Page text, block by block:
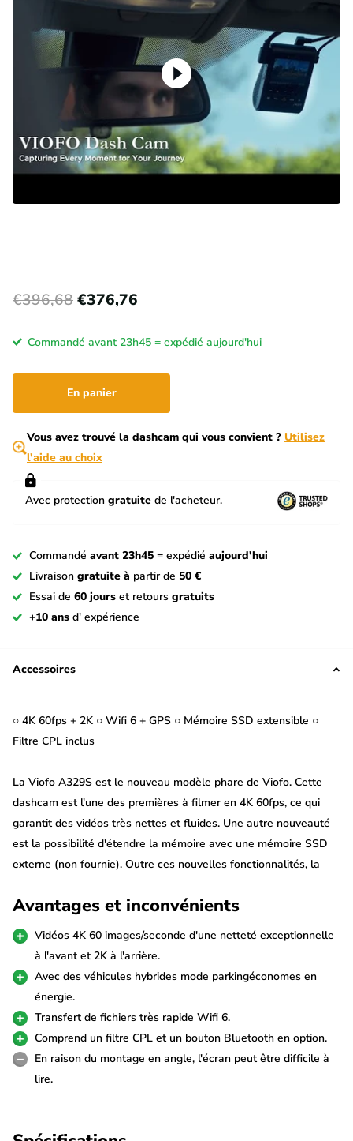
€396,68€376,76
Commandé avant 23h45 = expédié aujourd'hui
En panier
Vous avez trouvé la dashcam qui vous convient ? Utilisez
l'aide au choix
Avec protection gratuite de l'acheteur.
Commandé avant 23h45 = expédié aujourd'hui
Livraison gratuite à partir de 50 €
Essai de 60 jours et retours gratuits
+10 ans d' expérience
Accessoires
○ 4K 60fps + 2K ○ Wifi 6 + GPS ○ Mémoire SSD extensible ○
Filtre CPL inclus
La Viofo A329S est le nouveau modèle phare de Viofo. Cette
dashcam est l'une des premières à filmer en 4K 60fps, ce qui
garantit des vidéos très nettes et fluides. Une autre nouveauté
est la possibilité d'étendre la mémoire avec une mémoire SSD
externe (non fournie). Outre ces nouvelles fonctionnalités, la
pour une connexion optimale.
4K 60fps + 2K
La Viofo A329S 2CH est équipée de deux caméras qui
permettent d'enregistrer à l'avant et à l'arrière de la voiture. La
résolution 4K 60fps à l'avant garantit des images nettes et
fluides. Grâce au capteur Sony Starvis 2, la qualité est
également excellente dans l'obscurité. La caméra arrière filme
avec une résolution 2K.
Avantages et inconvénients
Vidéos 4K 60 images/seconde d'une netteté exceptionnelle
à l'avant et 2K à l'arrière.
Avec des véhicules hybrides mode parkingéconomes en
énergie.
Transfert de fichiers très rapide Wifi 6.
Comprend un filtre CPL et un bouton Bluetooth en option.
En raison du montage en angle, l'écran peut être difficile à
lire.